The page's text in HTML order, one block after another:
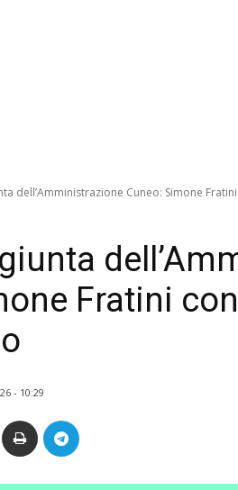
dell’Amministrazione Cuneo: Simone
Fratini
- 10:29